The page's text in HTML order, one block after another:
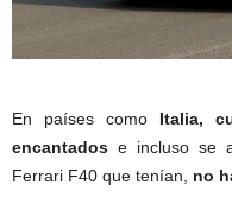
En países como Italia,
encantados e incluso se
Ferrari F40 que tenían, no